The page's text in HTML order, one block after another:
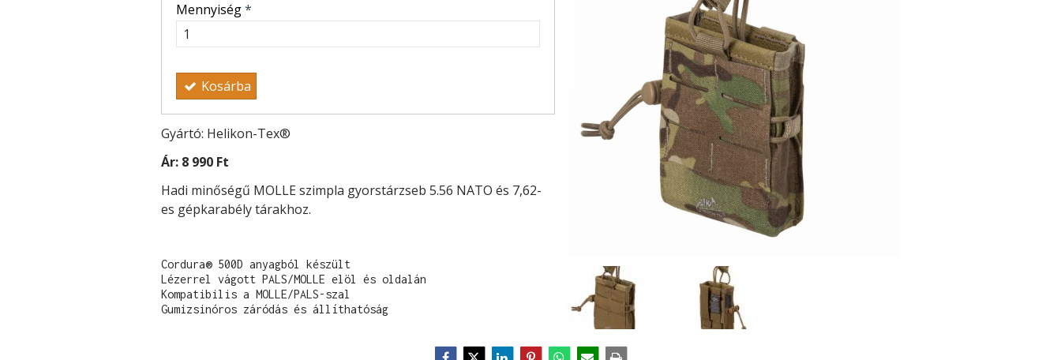
Mennyiség*
Kosárba
Gyártó: Helikon-Tex®
Ár: 8 990 Ft
Hadi minőségű MOLLE szimpla gyorstárzseb 5.56 NATO és 7,62-
es gépkarabély tárakhoz.
Cordura® 500D anyagból készült
Lézerrel vágott PALS/MOLLE elöl és oldalán
Kompatibilis a MOLLE/PALS-szal
Gumizsinóros záródás és állíthatóság